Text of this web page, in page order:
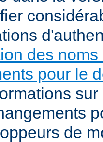
des
pour le
de